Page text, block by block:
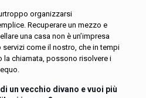
organizzarsi
Recuperare un mezzo e
una casa non è un’impresa
come il nostro, che in tempi
la chiamata, possono risolvere i
un vecchio divano e vuoi più